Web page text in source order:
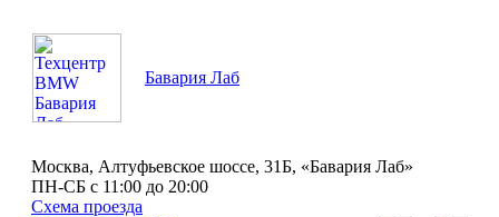
Бавария Лаб
Москва, Алтуфьевское шоссе, 31Б, «Бавария Лаб»
ПН-СБ с 11:00 до 20:00
Схема проезда